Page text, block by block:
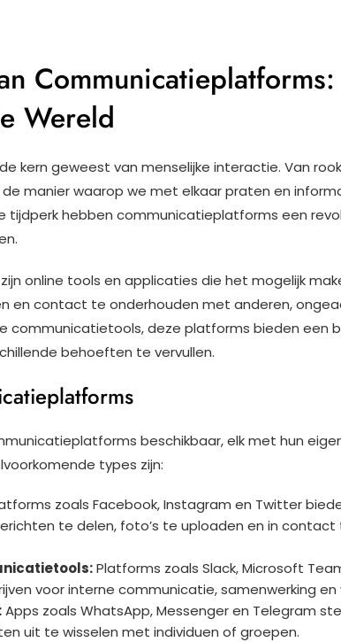
Wereld
kern geweest van menselijke interactie. Van
manier waarop we met elkaar praten en
tijdperk hebben communicatieplatforms een
online tools en applicaties die het mogelijk
en contact te onderhouden met anderen,
communicatietools, deze platforms bieden een
behoeften te vervullen.
beschikbaar, elk met hun
types zijn:
zoals Facebook, Instagram en Twitter
te delen, foto’s te uploaden en in
Platforms zoals Slack, Microsoft
voor interne communicatie, samenwerking
Apps zoals WhatsApp, Messenger en Telegram
uit te wisselen met individuen of groepen.